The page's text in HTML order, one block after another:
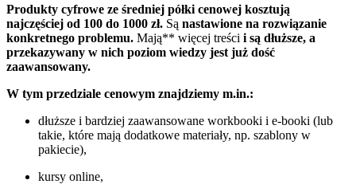
Produkty cyfrowe ze średniej półki cenowej kosztują
najczęściej od 100 do 1000 zł. Są nastawione na rozwiązanie
konkretnego problemu. Mają** więcej treści i są dłuższe, a
przekazywany w nich poziom wiedzy jest już dość
zaawansowany.
W tym przedziale cenowym znajdziemy m.in.:
dłuższe i bardziej zaawansowane workbooki i e-booki (lub
takie, które mają dodatkowe materiały, np. szablony w
pakiecie),
kursy online,